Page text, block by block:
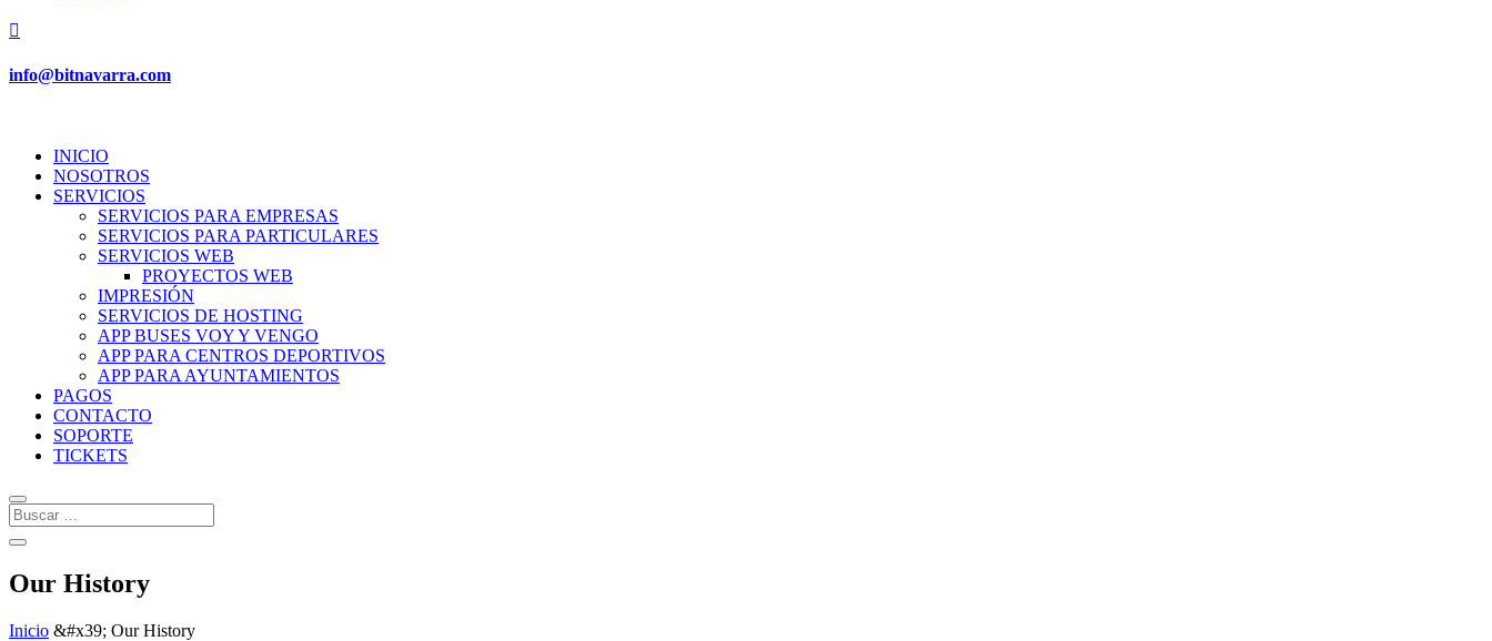

info@bitnavarra.com
INICIO
NOSOTROS
SERVICIOS
SERVICIOS PARA EMPRESAS
SERVICIOS PARA PARTICULARES
SERVICIOS WEB
PROYECTOS WEB
IMPRESIÓN
SERVICIOS DE HOSTING
APP BUSES VOY Y VENGO
APP PARA CENTROS DEPORTIVOS
APP PARA AYUNTAMIENTOS
PAGOS
CONTACTO
SOPORTE
TICKETS
Our History
Inicio &#x39; Our History